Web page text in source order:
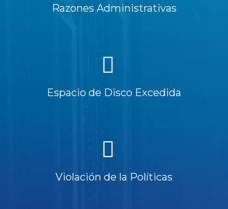
Razones Administrativas
Espacio de Disco Excedida
Violación de la Políticas